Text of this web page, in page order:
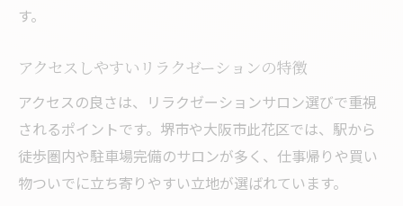
す。
アクセスしやすいリラクゼーションの特徴
アクセスの良さは、リラクゼーションサロン選びで重視
されるポイントです。堺市や大阪市此花区では、駅から
徒歩圏内や駐車場完備のサロンが多く、仕事帰りや買い
物ついでに立ち寄りやすい立地が選ばれています。